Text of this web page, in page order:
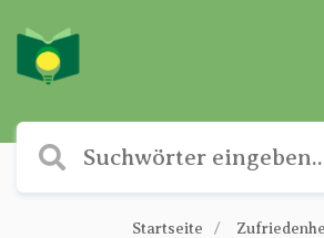
Startseite